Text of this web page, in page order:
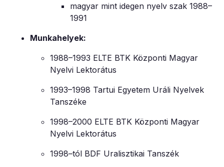
magyar mint idegen nyelv szak 1988–
1991
Munkahelyek:
1988–1993 ELTE BTK Központi Magyar
Nyelvi Lektorátus
1993–1998 Tartui Egyetem Uráli Nyelvek
Tanszéke
1998–2000 ELTE BTK Központi Magyar
Nyelvi Lektorátus
1998–tól BDF Uralisztikai Tanszék